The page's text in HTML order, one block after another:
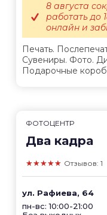
Печать.
Сувениры. Фото.
Подарочные
8 августа
работать до
онлайн и
ФОТОЦЕНТР
Два кадра
★★★★★ Отзывов: 1
ул. Рафиева, 64
пн-вс: 10:00-21:00